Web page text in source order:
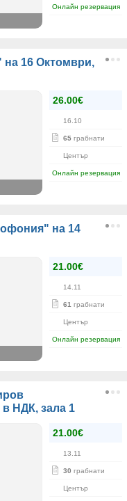
Онлайн резервация
на 16 Октомври,
26.00€
16.10
65 грабнати
Център
Онлайн резервация
на 14
21.00€
14.11
61 грабнати
Център
Онлайн резервация
НДК, зала 1
21.00€
13.11
30 грабнати
Център